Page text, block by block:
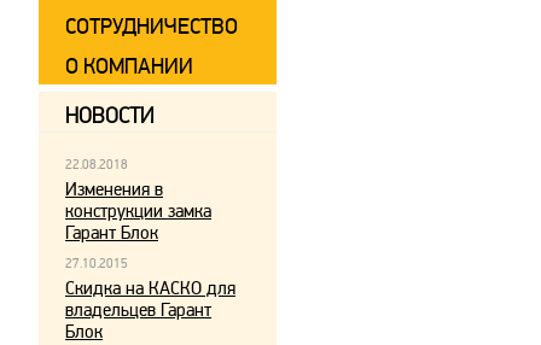
СОТРУДНИЧЕСТВО
О КОМПАНИИ
НОВОСТИ
22.08.2018
Изменения в
конструкции замка
Гарант Блок
27.10.2015
Скидка на КАСКО для
владельцев Гарант
Блок